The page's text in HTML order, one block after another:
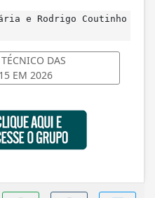
e Rodrigo Coutinho
DAS
EM 2026